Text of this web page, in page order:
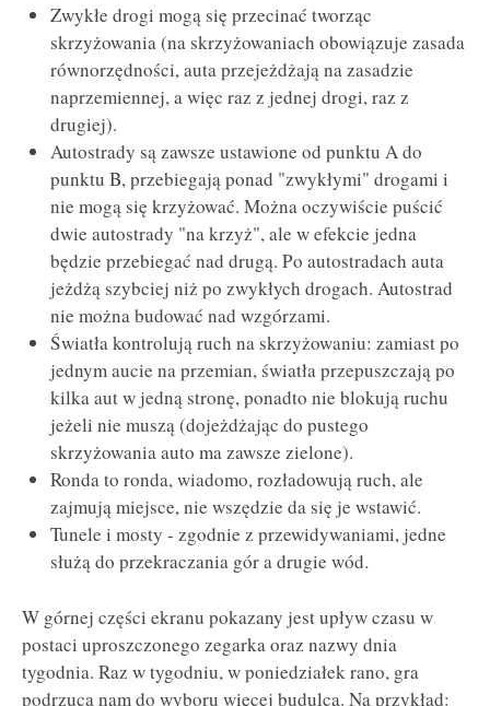
Zwykłe drogi mogą się przecinać tworząc
skrzyżowania (na skrzyżowaniach obowiązuje zasada
równorzędności, auta przejeżdżają na zasadzie
naprzemiennej, a więc raz z jednej drogi, raz z
drugiej).
Autostrady są zawsze ustawione od punktu A do
punktu B, przebiegają ponad "zwykłymi" drogami i
nie mogą się krzyżować. Można oczywiście puścić
dwie autostrady "na krzyż", ale w efekcie jedna
będzie przebiegać nad drugą. Po autostradach auta
jeżdżą szybciej niż po zwykłych drogach. Autostrad
nie można budować nad wzgórzami.
Światła kontrolują ruch na skrzyżowaniu: zamiast po
jednym aucie na przemian, światła przepuszczają po
kilka aut w jedną stronę, ponadto nie blokują ruchu
jeżeli nie muszą (dojeżdżając do pustego
skrzyżowania auto ma zawsze zielone).
Ronda to ronda, wiadomo, rozładowują ruch, ale
zajmują miejsce, nie wszędzie da się je wstawić.
Tunele i mosty - zgodnie z przewidywaniami, jedne
służą do przekraczania gór a drugie wód.
W górnej części ekranu pokazany jest upływ czasu w
postaci uproszczonego zegarka oraz nazwy dnia
tygodnia. Raz w tygodniu, w poniedziałek rano, gra
podrzuca nam do wyboru więcej budulca. Na przykład: